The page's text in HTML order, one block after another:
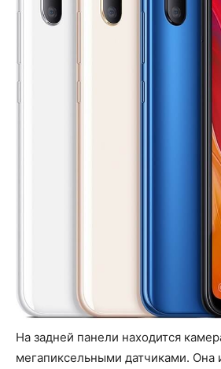
На задней панели находится
мегапиксельными датчиками. Она